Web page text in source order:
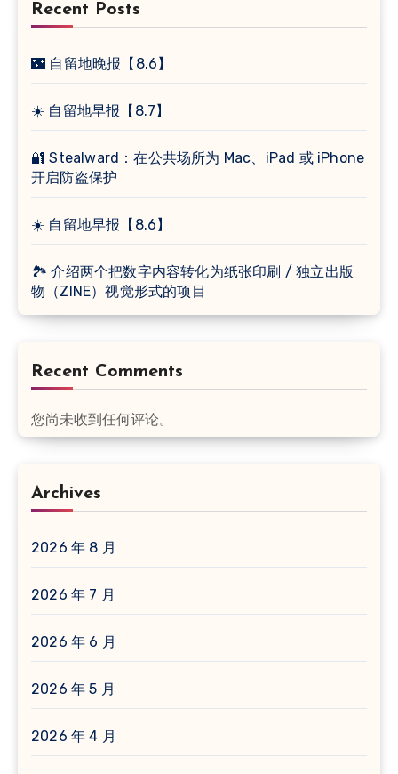
Recent Posts
🌃 自留地晚报【8.6】
☀️ 自留地早报【8.7】
🔐 Stealward：在公共场所为 Mac、iPad 或 iPhone
开启防盗保护
☀️ 自留地早报【8.6】
🏞 介绍两个把数字内容转化为纸张印刷 / 独立出版
物（ZINE）视觉形式的项目
Recent Comments
您尚未收到任何评论。
Archives
2026 年 8 月
2026 年 7 月
2026 年 6 月
2026 年 5 月
2026 年 4 月